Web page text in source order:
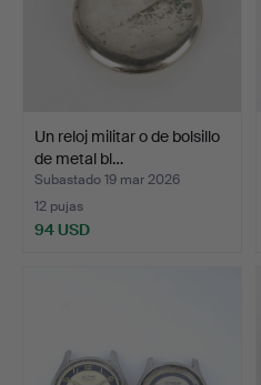
Un reloj militar o de bolsillo
de metal bl…
Subastado 19 mar 2026
12 pujas
94 USD